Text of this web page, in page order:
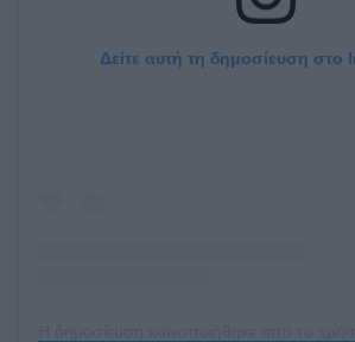
Δείτε αυτή τη δημοσίευση στο